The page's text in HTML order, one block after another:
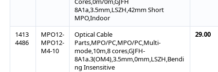
8A1a,3.5mm,LSZH,42mm Short
MPO,Indoor
1413
4486
MPO12-
MPO12-
M4-10
Optical Cable
Parts,MPO/PC,MPO/PC,Multi-
mode,10m,8 cores,GJFH-
8A1a.3(OM4),3.5mm,0mm,LSZH,Bendi
ng Insensitive
29.00